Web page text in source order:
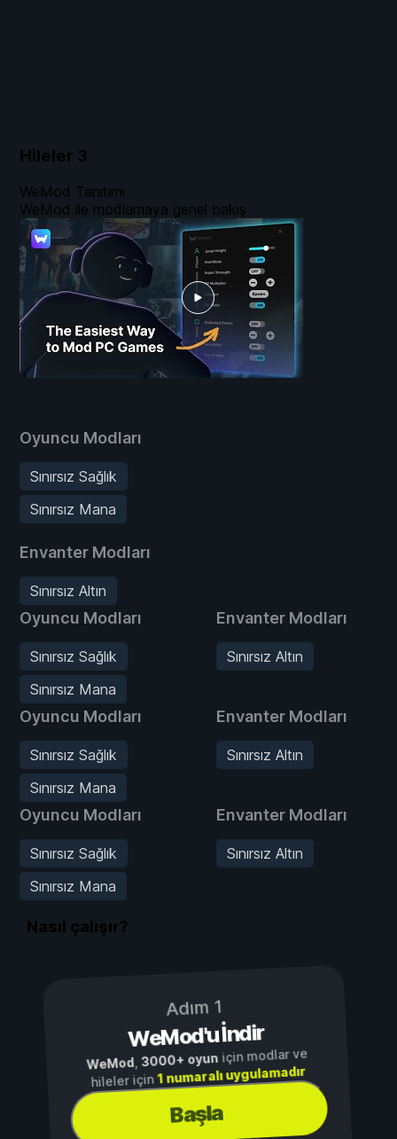
Hileler 3
Oyuncu Modları
Sınırsız Sağlık
Sınırsız Mana
Envanter Modları
Sınırsız Altın
Oyuncu Modları
Sınırsız Sağlık
Sınırsız Mana
Envanter Modları
Sınırsız Altın
Oyuncu Modları
Sınırsız Sağlık
Sınırsız Mana
Envanter Modları
Sınırsız Altın
Oyuncu Modları
Sınırsız Sağlık
Sınırsız Mana
Envanter Modları
Sınırsız Altın
WeMod Tanıtımı
WeMod ile modlamaya genel bakış
Nasıl çalışır?
Adım 1
WeMod'u İndir
WeMod,3000+ oyuniçin modlar ve
hileler için1 numaralı uygulamadır
Başla